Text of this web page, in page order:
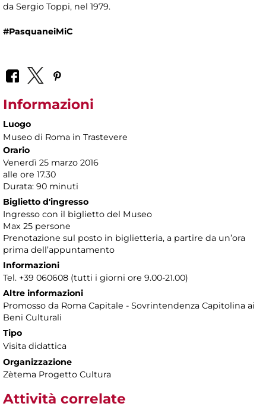
da Sergio Toppi, nel 1979.
#PasquaneiMiC
Informazioni
Luogo
Museo di Roma in Trastevere
Orario
Venerdì 25 marzo 2016
alle ore 17.30
Durata: 90 minuti
Biglietto d'ingresso
Ingresso con il biglietto del Museo
Max 25 persone
Prenotazione sul posto in biglietteria, a partire da un’ora
prima dell’appuntamento
Informazioni
Tel. +39 060608 (tutti i giorni ore 9.00-21.00)
Altre informazioni
Promosso da Roma Capitale - Sovrintendenza Capitolina ai
Beni Culturali
Tipo
Visita didattica
Organizzazione
Zètema Progetto Cultura
Attività correlate